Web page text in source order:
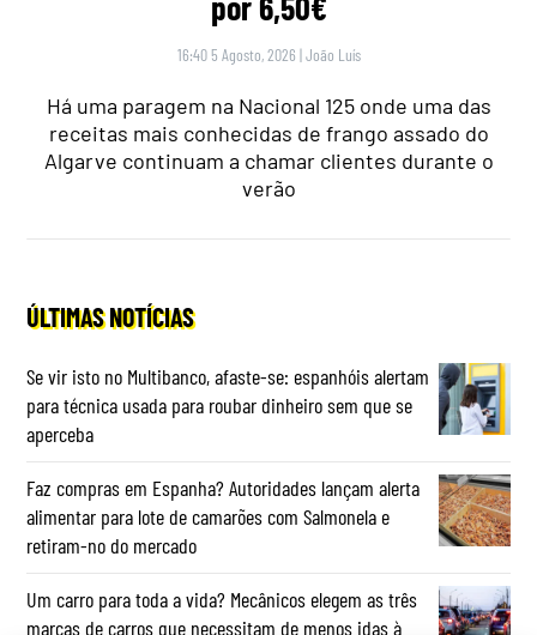
16:40 5 Agosto, 2026 |João Luís
Há uma paragem na Nacional 125 onde uma das
receitas mais conhecidas de frango assado do
Algarve continuam a chamar clientes durante o
verão
ÚLTIMAS NOTÍCIAS
Se vir isto no Multibanco, afaste-se: espanhóis alertam
para técnica usada para roubar dinheiro sem que se
aperceba
Faz compras em Espanha? Autoridades lançam alerta
alimentar para lote de camarões com Salmonela e
retiram-no do mercado
Um carro para toda a vida? Mecânicos elegem as três
marcas de carros que necessitam de menos idas à